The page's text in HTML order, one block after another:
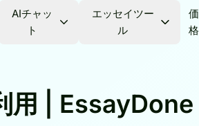
AIチャッ
ト
エッセイツー
ル
価
格
用 | EssayDone